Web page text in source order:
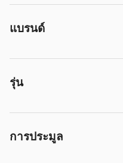
แบรนด์
รุ่น
การประมูล